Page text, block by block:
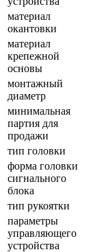
материал
окантовки
материал
крепежной
основы
монтажный
диаметр
минимальная
партия для
продажи
тип головки
форма головки
сигнального
блока
тип рукоятки
параметры
управляющего
устройства